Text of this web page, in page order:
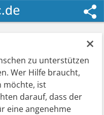
×
zu unterstützen
Wer Hilfe braucht,
möchte, ist
darauf, dass der
eine angenehme